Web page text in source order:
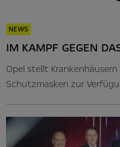
NEWS
IM KAMPF GEGEN
Opel stellt
Schutzmasken zur